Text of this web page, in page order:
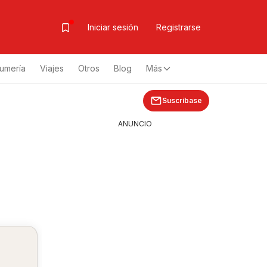
Iniciar sesión Registrarse
Viajes Otros Blog Más
Suscríbase
ANUNCIO